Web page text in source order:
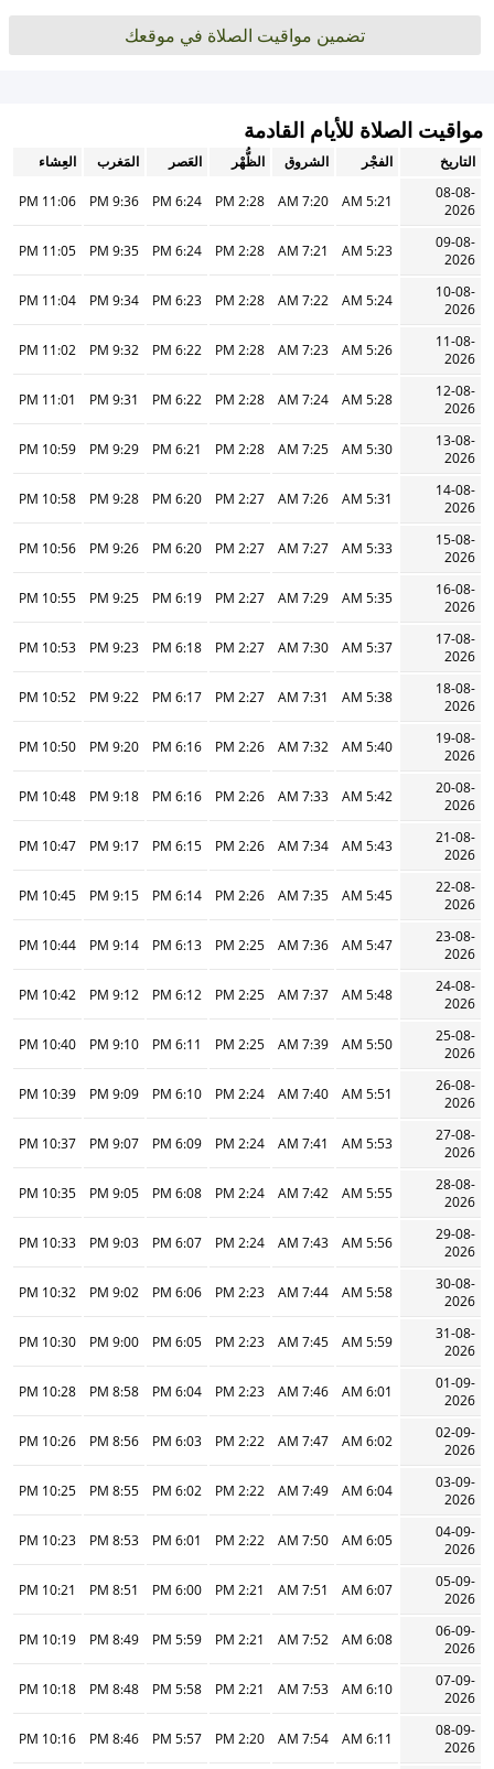
تضمين مواقيت الصلاة في موقعك
مواقيت الصلاة للأيام القادمة
التاريخ الفجْر الشروق الظُّهْر العَصر المَغرب
العِشاء
08-08-
2026
5:21 AM
7:20 AM
2:28 PM
6:24 PM
9:36 PM
11:06 PM
09-08-
2026
5:23 AM
7:21 AM
2:28 PM
6:24 PM
9:35 PM
11:05 PM
10-08-
2026
5:24 AM
7:22 AM
2:28 PM
6:23 PM
9:34 PM
11:04 PM
11-08-
2026
5:26 AM
7:23 AM
2:28 PM
6:22 PM
9:32 PM
11:02 PM
12-08-
2026
5:28 AM
7:24 AM
2:28 PM
6:22 PM
9:31 PM
11:01 PM
13-08-
2026
5:30 AM
7:25 AM
2:28 PM
6:21 PM
9:29 PM
10:59 PM
14-08-
2026
5:31 AM
7:26 AM
2:27 PM
6:20 PM
9:28 PM
10:58 PM
15-08-
2026
5:33 AM
7:27 AM
2:27 PM
6:20 PM
9:26 PM
10:56 PM
16-08-
2026
5:35 AM
7:29 AM
2:27 PM
6:19 PM
9:25 PM
10:55 PM
17-08-
2026
5:37 AM
7:30 AM
2:27 PM
6:18 PM
9:23 PM
10:53 PM
18-08-
2026
5:38 AM
7:31 AM
2:27 PM
6:17 PM
9:22 PM
10:52 PM
19-08-
2026
5:40 AM
7:32 AM
2:26 PM
6:16 PM
9:20 PM
10:50 PM
20-08-
2026
5:42 AM
7:33 AM
2:26 PM
6:16 PM
9:18 PM
10:48 PM
21-08-
2026
5:43 AM
7:34 AM
2:26 PM
6:15 PM
9:17 PM
10:47 PM
22-08-
2026
5:45 AM
7:35 AM
2:26 PM
6:14 PM
9:15 PM
10:45 PM
23-08-
2026
5:47 AM
7:36 AM
2:25 PM
6:13 PM
9:14 PM
10:44 PM
24-08-
2026
5:48 AM
7:37 AM
2:25 PM
6:12 PM
9:12 PM
10:42 PM
25-08-
2026
5:50 AM
7:39 AM
2:25 PM
6:11 PM
9:10 PM
10:40 PM
26-08-
2026
5:51 AM
7:40 AM
2:24 PM
6:10 PM
9:09 PM
10:39 PM
27-08-
2026
5:53 AM
7:41 AM
2:24 PM
6:09 PM
9:07 PM
10:37 PM
28-08-
2026
5:55 AM
7:42 AM
2:24 PM
6:08 PM
9:05 PM
10:35 PM
29-08-
2026
5:56 AM
7:43 AM
2:24 PM
6:07 PM
9:03 PM
10:33 PM
30-08-
2026
5:58 AM
7:44 AM
2:23 PM
6:06 PM
9:02 PM
10:32 PM
31-08-
2026
5:59 AM
7:45 AM
2:23 PM
6:05 PM
9:00 PM
10:30 PM
01-09-
2026
6:01 AM
7:46 AM
2:23 PM
6:04 PM
8:58 PM
10:28 PM
02-09-
2026
6:02 AM
7:47 AM
2:22 PM
6:03 PM
8:56 PM
10:26 PM
03-09-
2026
6:04 AM
7:49 AM
2:22 PM
6:02 PM
8:55 PM
10:25 PM
04-09-
2026
6:05 AM
7:50 AM
2:22 PM
6:01 PM
8:53 PM
10:23 PM
05-09-
2026
6:07 AM
7:51 AM
2:21 PM
6:00 PM
8:51 PM
10:21 PM
06-09-
2026
6:08 AM
7:52 AM
2:21 PM
5:59 PM
8:49 PM
10:19 PM
07-09-
2026
6:10 AM
7:53 AM
2:21 PM
5:58 PM
8:48 PM
10:18 PM
08-09-
2026
6:11 AM
7:54 AM
2:20 PM
5:57 PM
8:46 PM
10:16 PM